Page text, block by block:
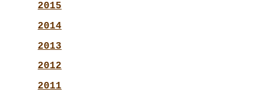
2015
2014
2013
2012
2011